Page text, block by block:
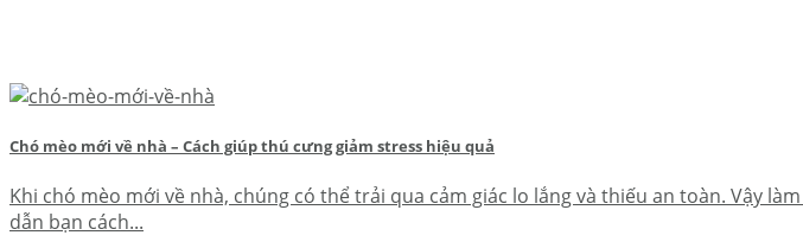
Chó mèo mới về nhà – Cách giúp thú cưng giảm stress hiệu quả
Khi chó mèo mới về nhà, chúng có thể trải qua cảm giác lo lắng và thiếu an toàn. Vậy
dẫn bạn cách...